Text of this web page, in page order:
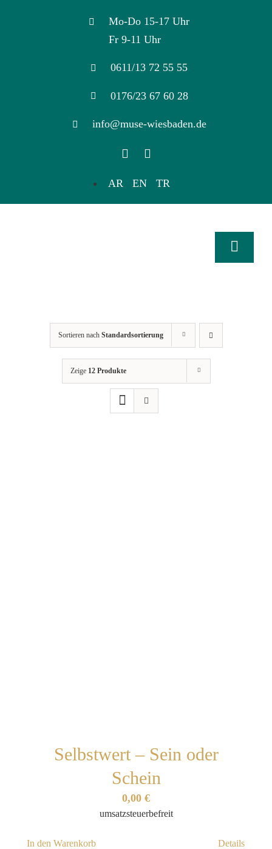
Mo-Do 15-17 Uhr
Fr 9-11 Uhr
0611/13 72 55 55
0176/23 67 60 28
info@muse-wiesbaden.de
AR EN TR
Toggle
Sortieren nach Standardsortierung
Zeige 12 Produkte
Selbstwert – Sein oder
Schein
0,00 €
umsatzsteuerbefreit
In den Warenkorb Details